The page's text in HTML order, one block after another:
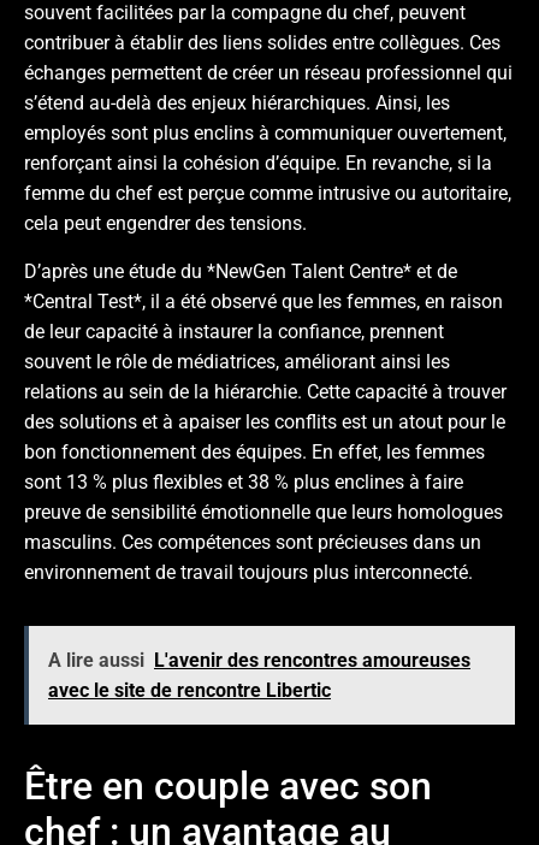
souvent facilitées par la compagne du chef, peuvent
contribuer à établir des liens solides entre collègues. Ces
échanges permettent de créer un réseau professionnel qui
s’étend au-delà des enjeux hiérarchiques. Ainsi, les
employés sont plus enclins à communiquer ouvertement,
renforçant ainsi la cohésion d’équipe. En revanche, si la
femme du chef est perçue comme intrusive ou autoritaire,
cela peut engendrer des tensions.
D’après une étude du *NewGen Talent Centre* et de
*Central Test*, il a été observé que les femmes, en raison
de leur capacité à instaurer la confiance, prennent
souvent le rôle de médiatrices, améliorant ainsi les
relations au sein de la hiérarchie. Cette capacité à trouver
des solutions et à apaiser les conflits est un atout pour le
bon fonctionnement des équipes. En effet, les femmes
sont 13 % plus flexibles et 38 % plus enclines à faire
preuve de sensibilité émotionnelle que leurs homologues
masculins. Ces compétences sont précieuses dans un
environnement de travail toujours plus interconnecté.
A lire aussi L'avenir des rencontres amoureuses
avec le site de rencontre Libertic
Être en couple avec son
chef : un avantage au